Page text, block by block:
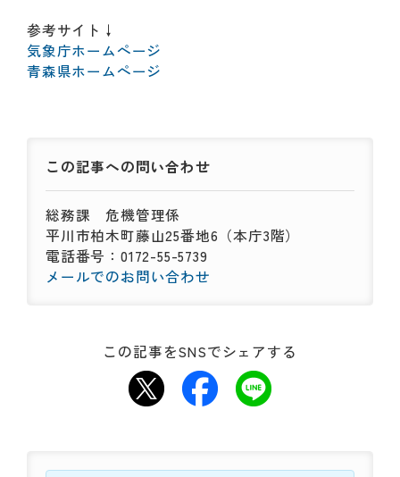
参考サイト↓
気象庁ホームページ
青森県ホームページ
この記事への問い合わせ
総務課 危機管理係
平川市柏木町藤山25番地6（本庁3階）
電話番号：0172-55-5739
メールでのお問い合わせ
この記事をSNSでシェアする